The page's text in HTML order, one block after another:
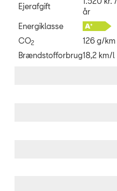
Ejerafgift
år
Energiklasse
CO2
126 g/km
Brændstofforbrug18,2 km/l